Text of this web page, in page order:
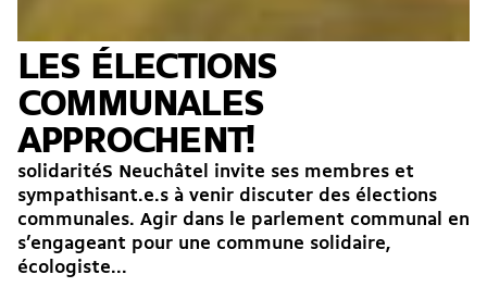
LES ÉLECTIONS
COMMUNALES
APPROCHENT!
solidaritéS Neuchâtel invite ses membres et
sympathisant.e.s à venir discuter des élections
communales. Agir dans le parlement communal en
s’engageant pour une commune solidaire,
écologiste...